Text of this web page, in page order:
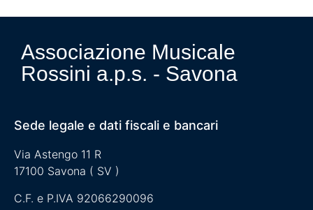
Associazione Musicale
Rossini a.p.s. - Savona
Sede legale e dati fiscali e bancari
Via Astengo 11 R
17100 Savona ( SV )
C.F. e P.IVA 92066290096